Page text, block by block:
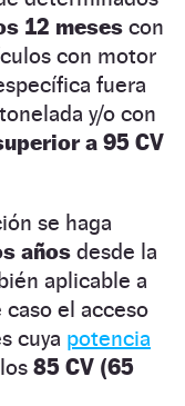
12 meses con
con motor
fuera
y/o con
a 95 CV
se haga
años desde la
aplicable a
caso el acceso
cuya potencia
85 CV (65